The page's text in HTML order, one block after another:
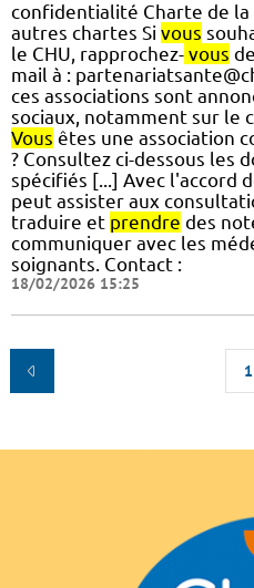
confidentialité Charte de
autres chartes Si vous
le CHU, rapprochez- vous
mail à :
ces associations sont
sociaux, notamment sur le
Vous êtes une association
? Consultez ci-dessous les
spécifiés [...] Avec l'accord
peut assister aux
traduire et prendre des
communiquer avec les
soignants. Contact :
18/02/2026 15:25
1